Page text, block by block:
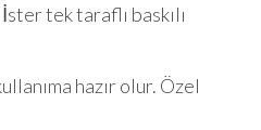
tek taraflı baskılı
hazır olur. Özel